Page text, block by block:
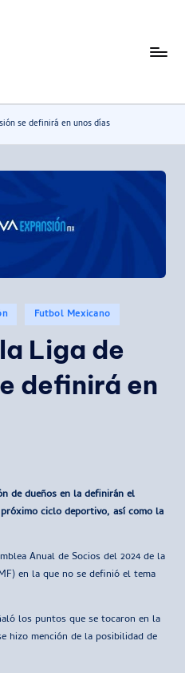
se definirá en unos días
Futbol Mexicano
Liga de
definirá en
de dueños en la definirán el
ciclo deportivo, así como la
Anual de Socios del 2024 de la
en la que no se definió el tema
los puntos que se tocaron en la
hizo mención de la posibilidad de